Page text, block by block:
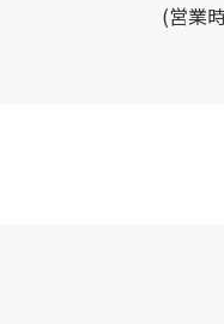
(営業